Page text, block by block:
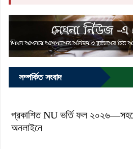
সম্পর্কিত সংবাদ
প্রকাশিত NU ভর্তি ফল
অনলাইনে